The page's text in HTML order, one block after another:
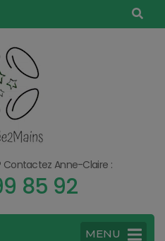
Contactez Anne-Claire :
85 92
MENU